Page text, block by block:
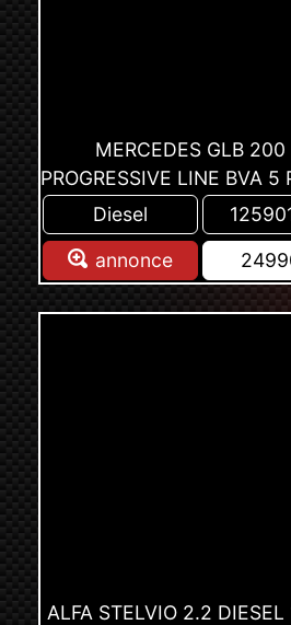
MERCEDES GLB 200
PROGRESSIVE LINE BVA 5
Diesel
annonce
ALFA STELVIO 2.2